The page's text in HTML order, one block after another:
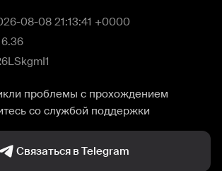
08-08 21:13:41 +0000
проблемы с прохождением
со службой поддержки
Связаться в Telegram